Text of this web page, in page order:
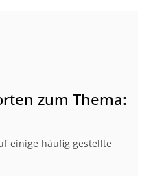
zum Thema:
einige häufig gestellte